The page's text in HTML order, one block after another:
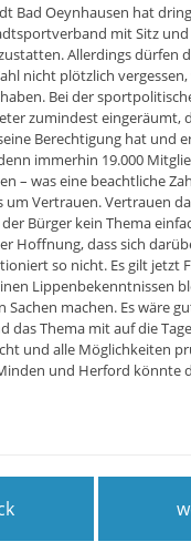
Bad Oeynhausen hat
mit Sitz
Allerdings dürfen
nicht plötzlich
Bei der
zumindest eingeräumt,
Berechtigung hat und
immerhin 19.000
– was eine beachtliche
um Vertrauen. Vertrauen
Bürger kein Thema
Hoffnung, dass sich
so nicht. Es gilt jetzt
Lippenbekenntnissen
Sachen machen. Es wäre
das Thema mit auf die
und alle Möglichkeiten
und Herford könnte